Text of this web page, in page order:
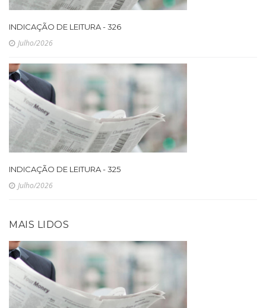
INDICAÇÃO DE LEITURA - 326
Julho/2026
INDICAÇÃO DE LEITURA - 325
Julho/2026
MAIS LIDOS